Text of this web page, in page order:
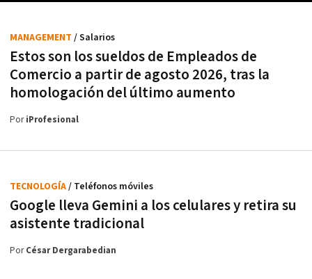
Estos son los sueldos de Empleados de
Comercio a partir de agosto 2026, tras la
homologación del último aumento
MANAGEMENT / Salarios
PoriProfesional
Google lleva Gemini a los celulares y retira su
asistente tradicional
TECNOLOGÍA/ Teléfonos móviles
PorCésar Dergarabedian